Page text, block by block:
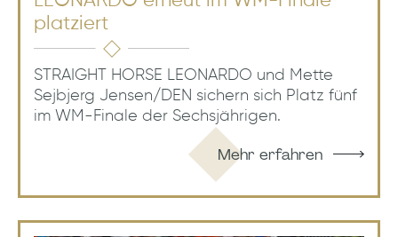
platziert
STRAIGHT HORSE LEONARDO und Mette
Sejbjerg Jensen/DEN sichern sich Platz fünf
im WM-Finale der Sechsjährigen.
Mehr erfahren